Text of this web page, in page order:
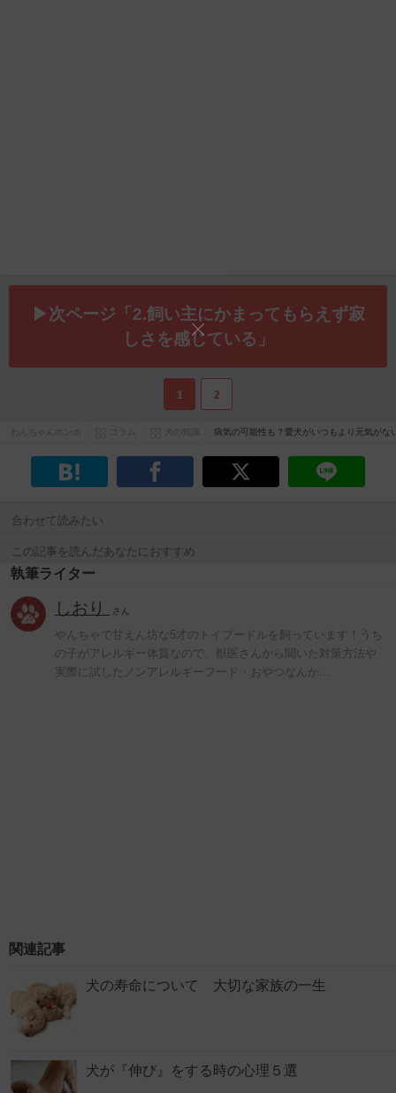
▶次ページ「2.飼い主にかまってもらえず寂
しさを感じている」
1 2
病気の可能性も？愛犬がいつもより元気がな
合わせて読みたい
この記事を読んだあなたにおすすめ
執筆ライター
しおり さん
やんちゃで甘えん坊な5才のトイプードルを飼っています！うち
の子がアレルギー体質なので、獣医さんから聞いた対策方法や
実際に試したノンアレルギーフード・おやつなんか…
関連記事
犬の寿命について 大切な家族の一生
犬が『伸び』をする時の心理５選